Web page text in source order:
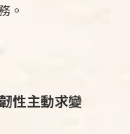
。
性主動求變